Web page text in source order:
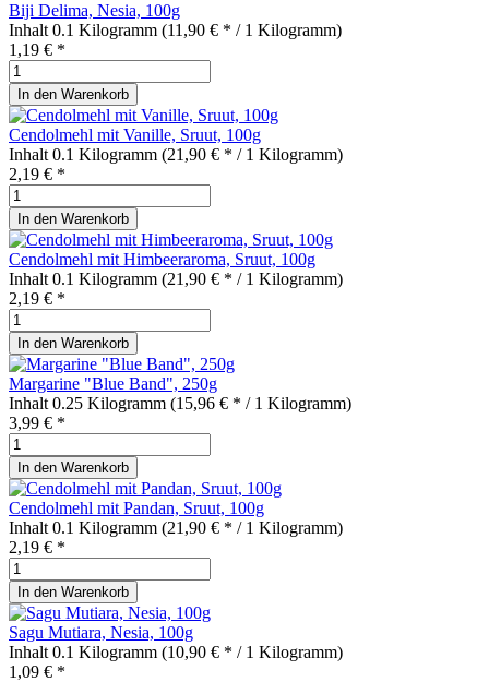
Biji Delima, Nesia, 100g
Inhalt 0.1 Kilogramm (11,90 € * / 1 Kilogramm)
1,19 € *
In den Warenkorb
Cendolmehl mit Vanille, Sruut, 100g
Inhalt 0.1 Kilogramm (21,90 € * / 1 Kilogramm)
2,19 € *
In den Warenkorb
Cendolmehl mit Himbeeraroma, Sruut, 100g
Inhalt 0.1 Kilogramm (21,90 € * / 1 Kilogramm)
2,19 € *
In den Warenkorb
Margarine "Blue Band", 250g
Inhalt 0.25 Kilogramm (15,96 € * / 1 Kilogramm)
3,99 € *
In den Warenkorb
Cendolmehl mit Pandan, Sruut, 100g
Inhalt 0.1 Kilogramm (21,90 € * / 1 Kilogramm)
2,19 € *
In den Warenkorb
Sagu Mutiara, Nesia, 100g
Inhalt 0.1 Kilogramm (10,90 € * / 1 Kilogramm)
1,09 € *